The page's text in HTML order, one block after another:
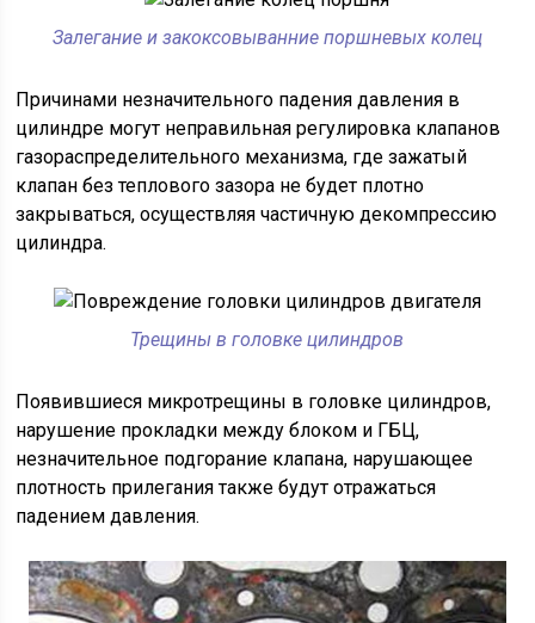
Залегание и закоксовыванние поршневых колец
Причинами незначительного падения давления в
цилиндре могут неправильная регулировка клапанов
газораспределительного механизма, где зажатый
клапан без теплового зазора не будет плотно
закрываться, осуществляя частичную декомпрессию
цилиндра.
Трещины в головке цилиндров
Появившиеся микротрещины в головке цилиндров,
нарушение прокладки между блоком и ГБЦ,
незначительное подгорание клапана, нарушающее
плотность прилегания также будут отражаться
падением давления.